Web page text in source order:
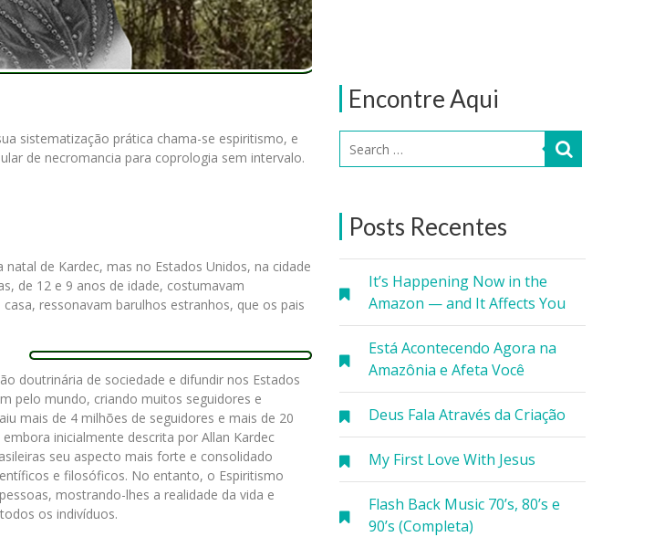
Encontre Aqui
Posts Recentes
It’s Happening Now in the
Amazon — and It Affects You
Está Acontecendo Agora na
Amazônia e Afeta Você
Deus Fala Através da Criação
My First Love With Jesus
Flash Back Music 70’s, 80’s e
90’s (Completa)
sistematização prática chama-se espiritismo, e
de necromancia para coprologia sem intervalo.
de Kardec, mas no Estados Unidos, na cidade
de 12 e 9 anos de idade, costumavam
ressonavam barulhos estranhos, que os pais
doutrinária de sociedade e difundir nos Estados
pelo mundo, criando muitos seguidores e
mais de 4 milhões de seguidores e mais de 20
inicialmente descrita por Allan Kardec
seu aspecto mais forte e consolidado
e filosóficos. No entanto, o Espiritismo
mostrando-lhes a realidade da vida e
os indivíduos.